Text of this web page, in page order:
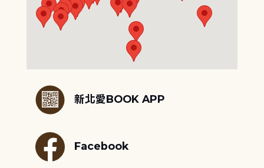
新北愛BOOK APP
Facebook